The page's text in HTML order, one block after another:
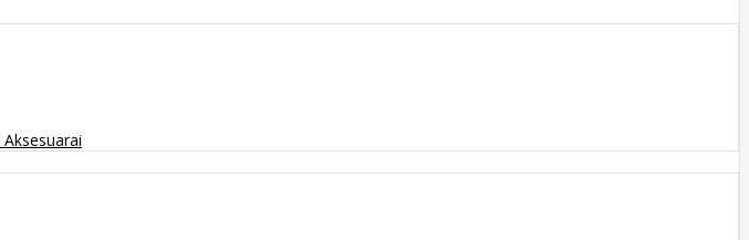
Aksesuarai